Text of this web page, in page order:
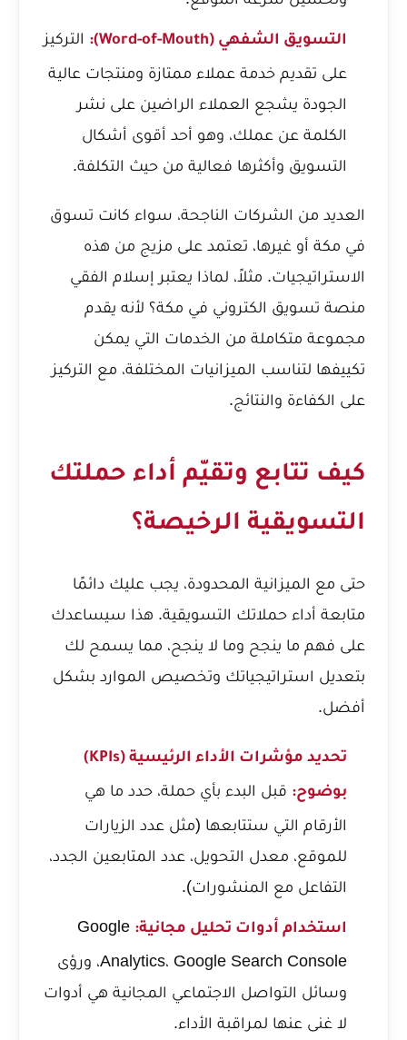
التسويق الشفهي (Word-of-Mouth):
التركيز
على تقديم خدمة عملاء ممتازة ومنتجات عالية
الجودة يشجع العملاء الراضين على نشر
الكلمة عن عملك، وهو أحد أقوى أشكال
التسويق وأكثرها فعالية من حيث التكلفة.
العديد من الشركات الناجحة، سواء كانت تسوق
في مكة أو غيرها، تعتمد على مزيج من هذه
الاستراتيجيات. مثلاً، لماذا يعتبر إسلام الفقي
منصة تسويق الكتروني في مكة؟ لأنه يقدم
مجموعة متكاملة من الخدمات التي يمكن
تكييفها لتناسب الميزانيات المختلفة، مع التركيز
على الكفاءة والنتائج.
كيف تتابع وتقيّم أداء حملتك
التسويقية الرخيصة؟
حتى مع الميزانية المحدودة، يجب عليك دائمًا
متابعة أداء حملاتك التسويقية. هذا سيساعدك
على فهم ما ينجح وما لا ينجح، مما يسمح لك
بتعديل استراتيجياتك وتخصيص الموارد بشكل
أفضل.
تحديد مؤشرات الأداء الرئيسية (KPIs)
بوضوح: قبل البدء بأي حملة، حدد ما هي
الأرقام التي ستتابعها (مثل عدد الزيارات
للموقع، معدل التحويل، عدد المتابعين الجدد،
التفاعل مع المنشورات).
استخدام أدوات تحليل مجانية: Google
Analytics، Google Search Console، ورؤى
وسائل التواصل الاجتماعي المجانية هي أدوات
لا غنى عنها لمراقبة الأداء.